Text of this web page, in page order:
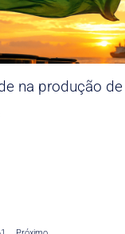
na produção